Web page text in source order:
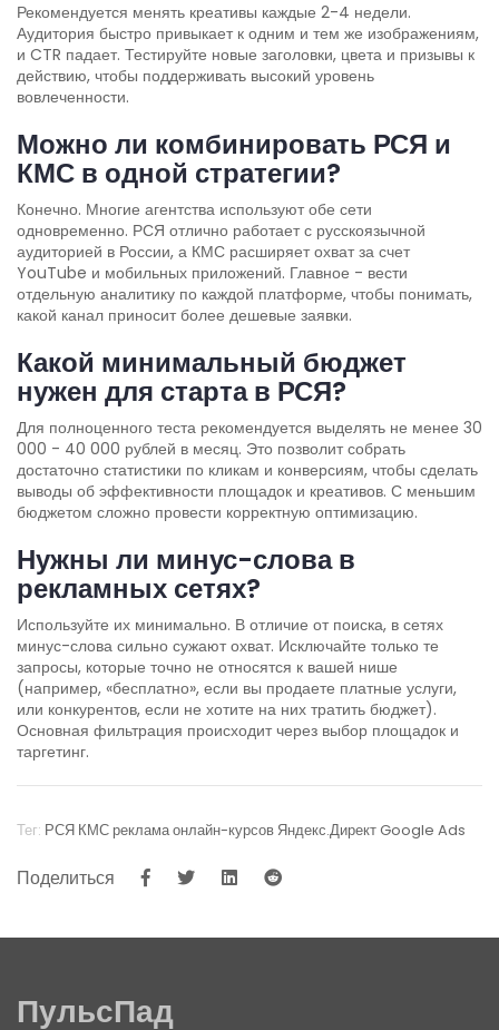
Рекомендуется менять креативы каждые 2-4 недели.
Аудитория быстро привыкает к одним и тем же изображениям,
и CTR падает. Тестируйте новые заголовки, цвета и призывы к
действию, чтобы поддерживать высокий уровень
вовлеченности.
Можно ли комбинировать РСЯ и
КМС в одной стратегии?
Конечно. Многие агентства используют обе сети
одновременно. РСЯ отлично работает с русскоязычной
аудиторией в России, а КМС расширяет охват за счет
YouTube и мобильных приложений. Главное - вести
отдельную аналитику по каждой платформе, чтобы понимать,
какой канал приносит более дешевые заявки.
Какой минимальный бюджет
нужен для старта в РСЯ?
Для полноценного теста рекомендуется выделять не менее 30
000 - 40 000 рублей в месяц. Это позволит собрать
достаточно статистики по кликам и конверсиям, чтобы сделать
выводы об эффективности площадок и креативов. С меньшим
бюджетом сложно провести корректную оптимизацию.
Нужны ли минус-слова в
рекламных сетях?
Используйте их минимально. В отличие от поиска, в сетях
минус-слова сильно сужают охват. Исключайте только те
запросы, которые точно не относятся к вашей нише
(например, «бесплатно», если вы продаете платные услуги,
или конкурентов, если не хотите на них тратить бюджет).
Основная фильтрация происходит через выбор площадок и
таргетинг.
Тег: РСЯ КМС реклама онлайн-курсов Яндекс.ДиректGoogle Ads
Поделиться
ПульсПад